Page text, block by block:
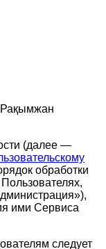
Рақымжан
(далее —
обработки
ими Cервиса
следует